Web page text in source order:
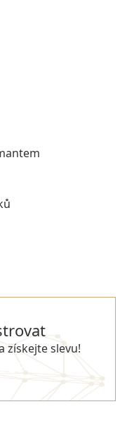
získejte slevu!
SE